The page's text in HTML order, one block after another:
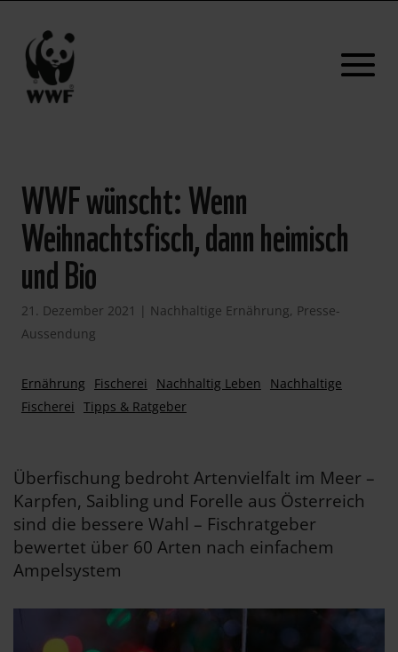
WWF wünscht: Wenn
Weihnachtsfisch, dann heimisch
und Bio
21. Dezember 2021 | Nachhaltige Ernährung, Presse-
Aussendung
Ernährung Fischerei Nachhaltig Leben
Nachhaltige
Fischerei
Tipps & Ratgeber
Überfischung bedroht Artenvielfalt im Meer –
Karpfen, Saibling und Forelle aus Österreich
sind die bessere Wahl – Fischratgeber
bewertet über 60 Arten nach einfachem
Ampelsystem